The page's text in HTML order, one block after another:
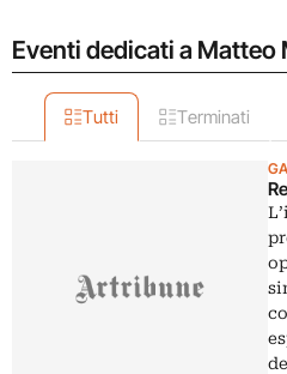
Eventi dedicati a Matteo
Tutti Terminati